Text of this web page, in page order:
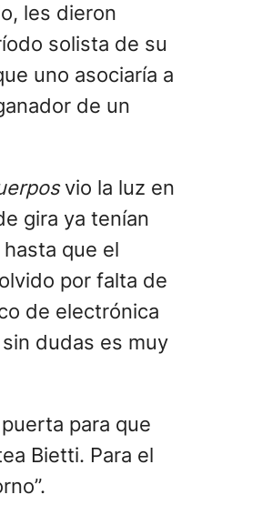
les dieron
solista de su
uno asociaría a
de un
vio la luz en
gira ya tenían
que el
por falta de
de electrónica
dudas es muy
para que
Bietti. Para el